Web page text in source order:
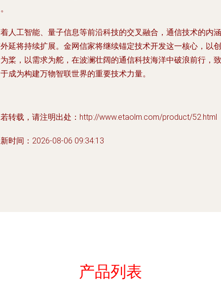
人工智能、量子信息等前沿科技的交叉融合，通信技术的内涵
延将持续扩展。金网信家将继续锚定技术开发这一核心，以创
桨，以需求为舵，在波澜壮阔的通信科技海洋中破浪前行，致
成为构建万物智联世界的重要技术力量。
转载，请注明出处：http://www.etaolm.com/product/52.html
时间：2026-08-06 09:34:13
产品列表